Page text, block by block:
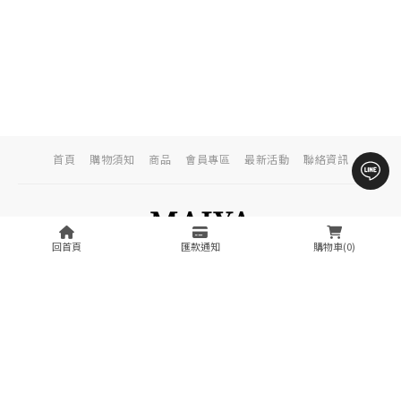
回首頁 匯款通知 購物車(0)
首頁 購物須知 商品 會員專區 最新活動 聯絡資訊